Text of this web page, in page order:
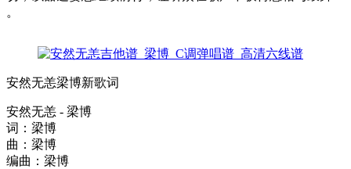
。
安然无恙梁博新歌词
安然无恙 - 梁博
词：梁博
曲：梁博
编曲：梁博